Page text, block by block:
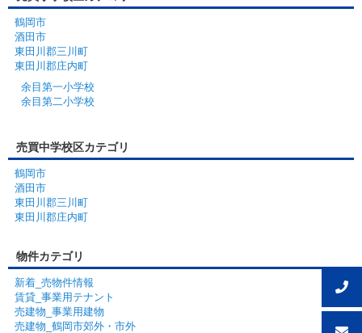
鶴岡市
酒田市
東田川郡三川町
東田川郡庄内町
余目第一小学校
余目第二小学校
売買中学校区カテゴリ
鶴岡市
酒田市
東田川郡三川町
東田川郡庄内町
物件カテゴリ
新着_売物件情報
賃貸_事業用テナント
売建物_事業用建物
売建物_鶴岡市郊外・市外